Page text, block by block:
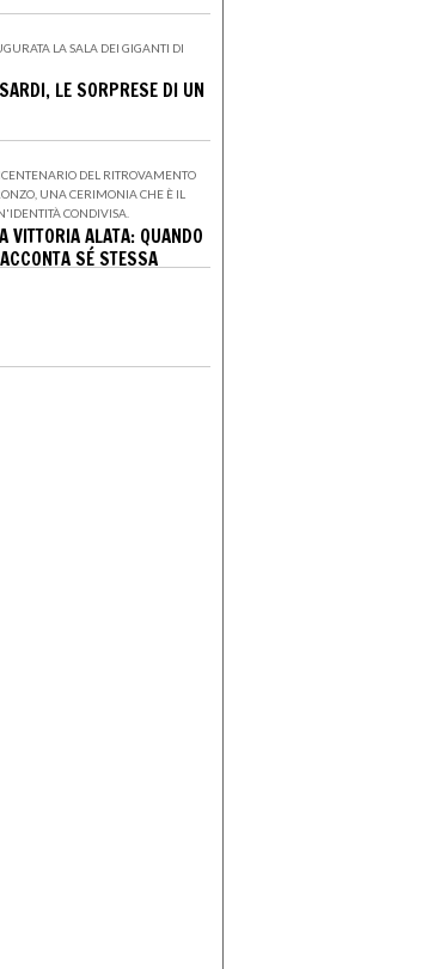
LA SALA DEI GIGANTI DI
LE SORPRESE DI UN
DEL RITROVAMENTO
UNA CERIMONIA CHE È IL
CONDIVISA.
VITTORIA ALATA: QUANDO
SÉ STESSA